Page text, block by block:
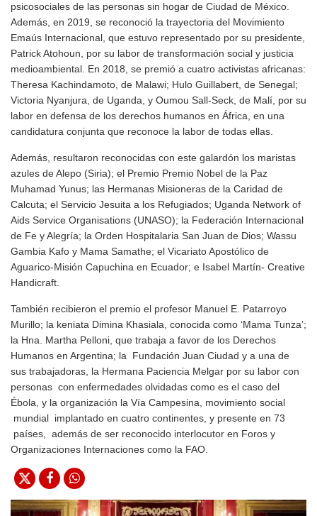
psicosociales de las personas sin hogar de Ciudad de México.
Además, en 2019, se reconoció la trayectoria del Movimiento
Emaús Internacional, que estuvo representado por su presidente,
Patrick Atohoun, por su labor de transformación social y justicia
medioambiental. En 2018, se premió a cuatro activistas africanas:
Theresa Kachindamoto, de Malawi; Hulo Guillabert, de Senegal;
Victoria Nyanjura, de Uganda, y Oumou Sall-Seck, de Malí, por su
labor en defensa de los derechos humanos en África, en una
candidatura conjunta que reconoce la labor de todas ellas.
Además, resultaron reconocidas con este galardón los maristas
azules de Alepo (Siria); el Premio Premio Nobel de la Paz
Muhamad Yunus; las Hermanas Misioneras de la Caridad de
Calcuta; el Servicio Jesuita a los Refugiados; Uganda Network of
Aids Service Organisations (UNASO); la Federación Internacional
de Fe y Alegría; la Orden Hospitalaria San Juan de Dios; Wassu
Gambia Kafo y Mama Samathe; el Vicariato Apostólico de
Aguarico-Misión Capuchina en Ecuador; e Isabel Martín- Creative
Handicraft.
También recibieron el premio el profesor Manuel E. Patarroyo
Murillo; la keniata Dimina Khasiala, conocida como ‘Mama Tunza’;
la Hna. Martha Pelloni, que trabaja a favor de los Derechos
Humanos en Argentina; la Fundación Juan Ciudad y a una de
sus trabajadoras, la Hermana Paciencia Melgar por su labor con
personas con enfermedades olvidadas como es el caso del
Ébola, y la organización la Vía Campesina, movimiento social
mundial implantado en cuatro continentes, y presente en 73
países, además de ser reconocido interlocutor en Foros y
Organizaciones Internaciones como la FAO.